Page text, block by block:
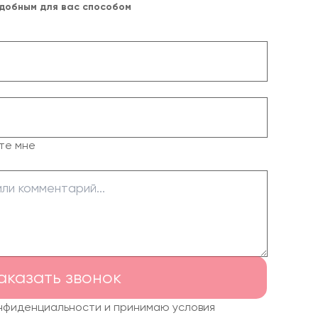
для вас способом
мне
звонок
и принимаю условия